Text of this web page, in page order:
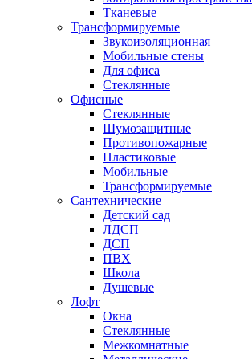
Тканевые
Трансформируемые
Звукоизоляционная
Мобильные стены
Для офиса
Стеклянные
Офисные
Стеклянные
Шумозащитные
Противопожарные
Пластиковые
Мобильные
Трансформируемые
Сантехнические
Детский сад
ЛДСП
ДСП
ПВХ
Школа
Душевые
Лофт
Окна
Стеклянные
Межкомнатные